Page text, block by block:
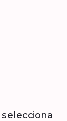
selecciona